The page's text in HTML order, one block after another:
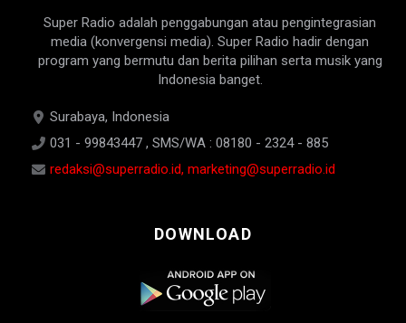
Super Radio adalah penggabungan atau pengintegrasian
media (konvergensi media). Super Radio hadir dengan
program yang bermutu dan berita pilihan serta musik yang
Indonesia banget.
Surabaya, Indonesia
031 - 99843447 , SMS/WA : 08180 - 2324 - 885
redaksi@superradio.id, marketing@superradio.id
DOWNLOAD